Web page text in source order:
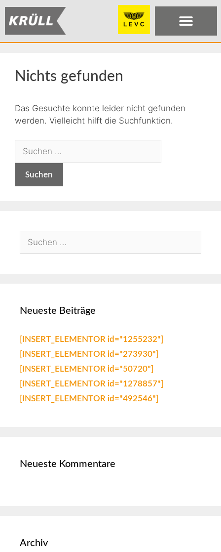
Nichts gefunden
Das Gesuchte konnte leider nicht gefunden
werden. Vielleicht hilft die Suchfunktion.
Neueste Beiträge
[INSERT_ELEMENTOR id="1255232"]
[INSERT_ELEMENTOR id="273930"]
[INSERT_ELEMENTOR id="50720"]
[INSERT_ELEMENTOR id="1278857"]
[INSERT_ELEMENTOR id="492546"]
Neueste Kommentare
Archiv